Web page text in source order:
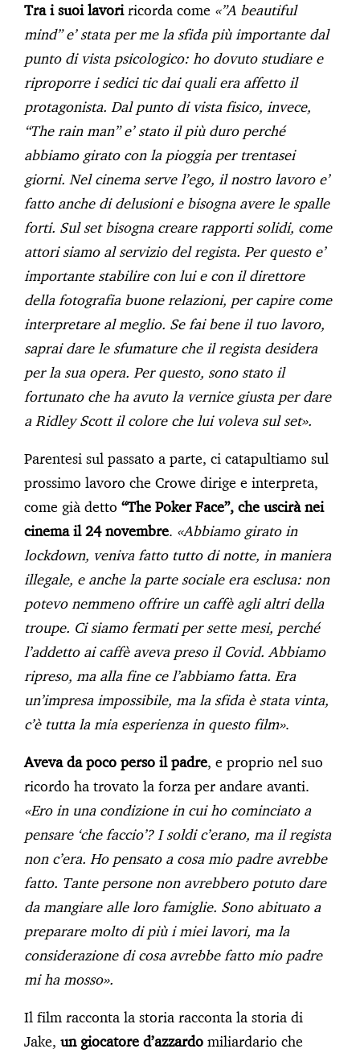
Tra i suoi lavoriricorda come «”A beautiful
mind” e’ stata per me la sfida più importante dal
punto di vista psicologico: ho dovuto studiare e
riproporre i sedici tic dai quali era affetto il
protagonista. Dal punto di vista fisico, invece,
“The rain man” e’ stato il più duro perché
abbiamo girato con la pioggia per trentasei
giorni. Nel cinema serve l’ego, il nostro lavoro e’
fatto anche di delusioni e bisogna avere le spalle
forti. Sul set bisogna creare rapporti solidi, come
attori siamo al servizio del regista. Per questo e’
importante stabilire con lui e con il direttore
della fotografia buone relazioni, per capire come
interpretare al meglio. Se fai bene il tuo lavoro,
saprai dare le sfumature che il regista desidera
per la sua opera. Per questo, sono stato il
fortunato che ha avuto la vernice giusta per dare
a Ridley Scott il colore che lui voleva sul set».
Parentesi sul passato a parte, ci catapultiamo sul
prossimo lavoro che Crowe dirige e interpreta,
come già detto “The Poker Face”, che uscirà nei
cinema il 24 novembre. «Abbiamo girato in
lockdown, veniva fatto tutto di notte, in maniera
illegale, e anche la parte sociale era esclusa: non
potevo nemmeno offrire un caffè agli altri della
troupe. Ci siamo fermati per sette mesi, perché
l’addetto ai caffè aveva preso il Covid. Abbiamo
ripreso, ma alla fine ce l’abbiamo fatta. Era
un’impresa impossibile, ma la sfida è stata vinta,
c’è tutta la mia esperienza in questo film».
Aveva da poco perso il padre, e proprio nel suo
ricordo ha trovato la forza per andare avanti.
«Ero in una condizione in cui ho cominciato a
pensare ‘che faccio’? I soldi c’erano, ma il regista
non c’era. Ho pensato a cosa mio padre avrebbe
fatto. Tante persone non avrebbero potuto dare
da mangiare alle loro famiglie. Sono abituato a
preparare molto di più i miei lavori, ma la
considerazione di cosa avrebbe fatto mio padre
mi ha mosso».
Il film racconta la storia racconta la storia di
Jake, un giocatore d’azzardo miliardario che